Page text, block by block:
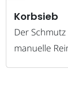
Korbsieb
Der
manuelle